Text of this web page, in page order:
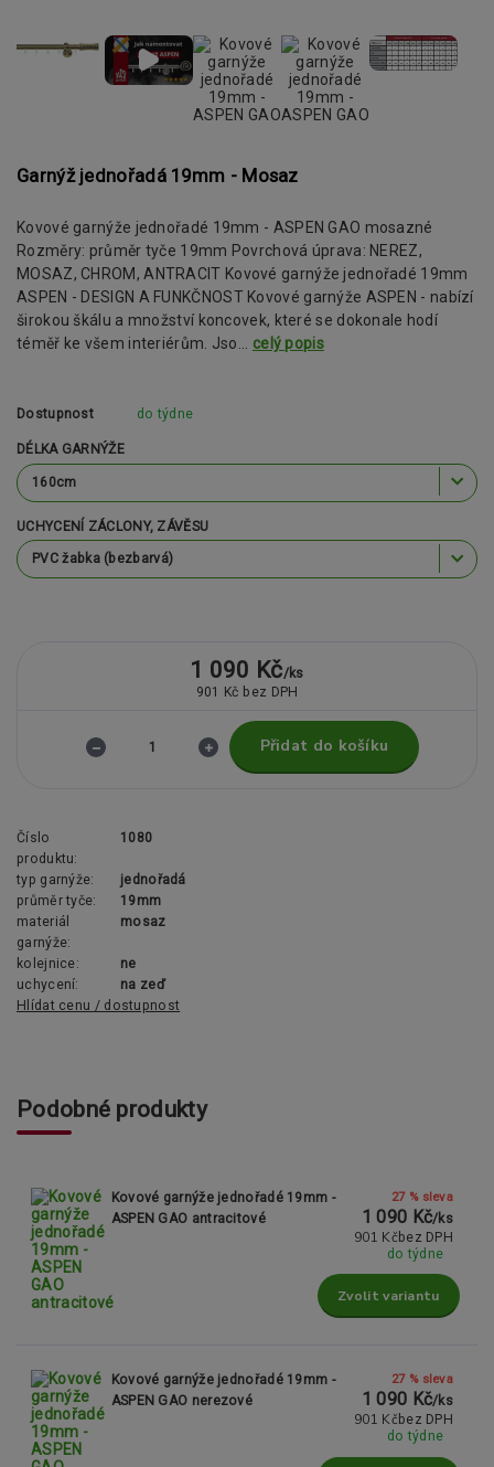
Garnýž jednořadá 19mm - Mosaz
Kovové garnýže jednořadé 19mm - ASPEN GAO mosazné
Rozměry: průměr tyče 19mm Povrchová úprava: NEREZ,
MOSAZ, CHROM, ANTRACIT Kovové garnýže jednořadé 19mm
ASPEN - DESIGN A FUNKČNOST Kovové garnýže ASPEN - nabízí
širokou škálu a množství koncovek, které se dokonale hodí
téměř ke všem interiérům. Jso... celý popis
Dostupnost do týdne
DÉLKA GARNÝŽE
UCHYCENÍ ZÁCLONY, ZÁVĚSU
1 090 Kč/ks
901 Kč bez DPH
Přidat do košíku
Číslo
produktu:
1080
typ garnýže:
jednořadá
průměr tyče:
19mm
materiál
garnýže:
mosaz
kolejnice:
ne
uchycení:
na zeď
Hlídat cenu / dostupnost
Podobné produkty
Kovové garnýže jednořadé 19mm -
ASPEN GAO antracitové
27 % sleva
1 090 Kč/ks
901 Kč bez DPH
do týdne
Zvolit variantu
Kovové garnýže jednořadé 19mm -
ASPEN GAO nerezové
27 % sleva
1 090 Kč/ks
901 Kč bez DPH
do týdne